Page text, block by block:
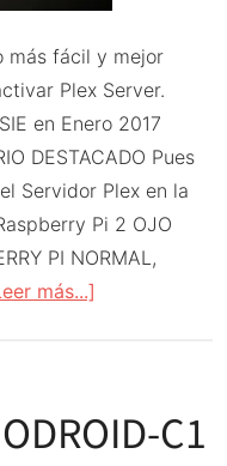
más fácil y mejor
Plex Server.
en Enero 2017
DESTACADO Pues
Servidor Plex en la
Pi 2 OJO
PI NORMAL,
más...]
para
C1